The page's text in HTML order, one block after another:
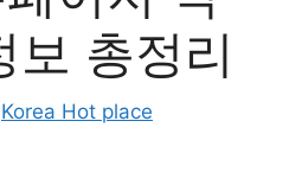
보 총정리
Korea Hot place